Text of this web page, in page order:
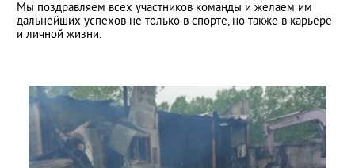
Мы поздравляем всех участников команды и желаем им
дальнейших успехов не только в спорте, но также в карьере
и личной жизни.